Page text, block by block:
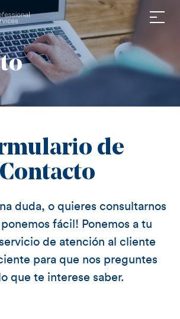
nosotros
de
Contacto
duda, o quieres consultarnos
fácil! Ponemos a tu
de atención al cliente
para que nos preguntes
que te interese saber.